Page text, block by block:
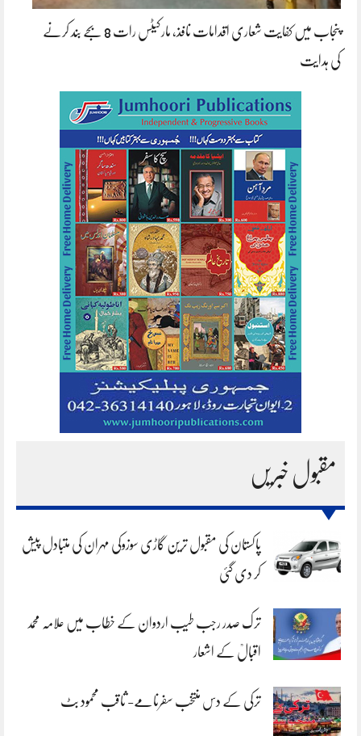
پنجاب میں کفایت شعاری اقدامات نافذ، مارکیٹس رات 8 بجے بند کرنے
کی ہدایت
مقبول خبریں
پاکستان کی مقبول ترین گاڑی سوزوکی مہران کی متبادل پیش
کر دی گئی
ترک صدر رجب طیب اردوان کے خطاب میں علامہ محمد
اقبالؒ کے اشعار
ترکی کے دس منتخب سفرنامے- ثاقب محمود بٹ